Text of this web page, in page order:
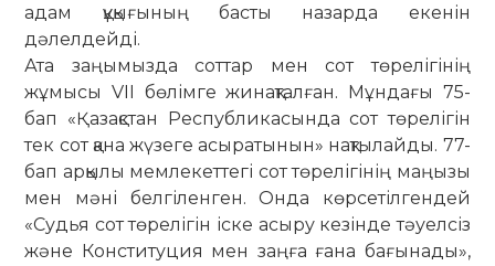
адам құқығының басты назарда екенін
дәлелдейді.
Ата заңымызда соттар мен сот төрелігінің
жұмысы VII бөлімге жинақталған. Мұндағы 75-
бап «Қазақстан Республикасында сот төрелігін
тек сот қана жүзеге асыратынын» нақтылайды. 77-
бап арқылы мемлекеттегі сот төрелігінің маңызы
мен мәні белгіленген. Онда көрсетілгендей
«Судья сот төрелігін іске асыру кезінде тәуелсіз
және Конституция мен заңға ғана бағынады»,